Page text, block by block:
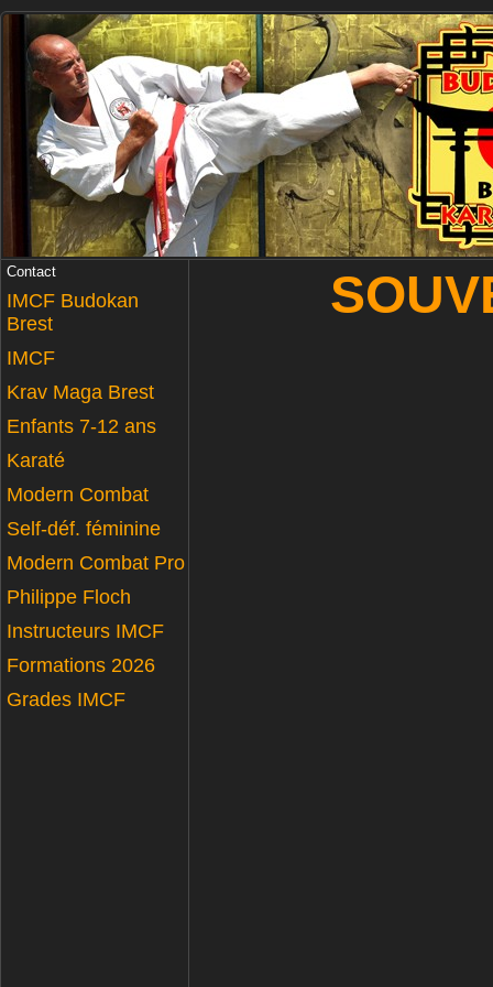
Contact
IMCF Budokan
Brest
IMCF
Krav Maga Brest
Enfants 7-12 ans
Karaté
Modern Combat
Self-déf. féminine
Modern Combat Pro
Philippe Floch
Instructeurs IMCF
Formations 2026
Grades IMCF